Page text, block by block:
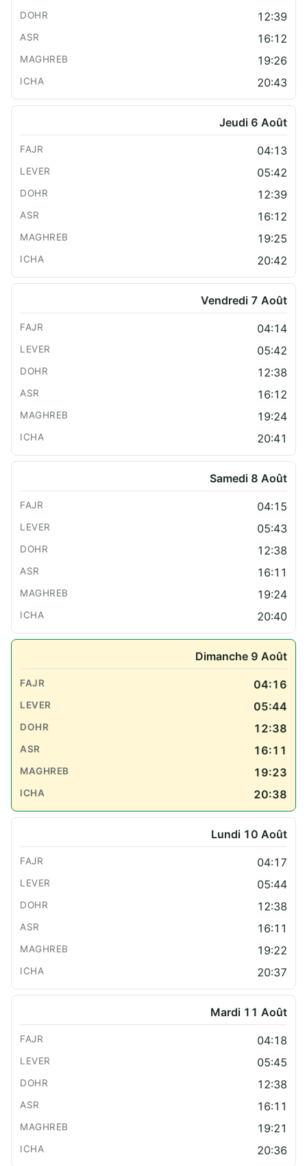
12:39
16:12
19:26
20:43
Jeudi 6 Août
04:13
05:42
12:39
16:12
19:25
20:42
Vendredi 7 Août
04:14
05:42
12:38
16:12
19:24
20:41
Samedi 8 Août
04:15
05:43
12:38
16:11
19:24
20:40
Dimanche 9 Août
04:16
05:44
12:38
16:11
19:23
20:38
Lundi 10 Août
04:17
05:44
12:38
16:11
19:22
20:37
Mardi 11 Août
04:18
05:45
12:38
16:11
19:21
20:36